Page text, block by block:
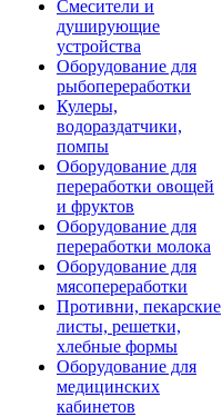
Смесители и
душирующие
устройства
Оборудование для
рыбопереработки
Кулеры,
водораздатчики,
помпы
Оборудование для
переработки овощей
и фруктов
Оборудование для
переработки молока
Оборудование для
мясопереработки
Противни, пекарские
листы, решетки,
хлебные формы
Оборудование для
медицинских
кабинетов